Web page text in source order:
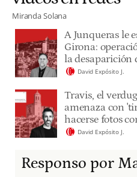
Miranda Solana
A Junqueras le
Girona:
la desaparición
David Expósito J.
Travis, el
amenaza con
hacerse fotos
David Expósito J.
Responso por